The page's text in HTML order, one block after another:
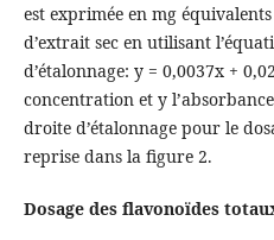
est exprimée en mg
d’extrait sec en utilisant
d’étalonnage: y = 0,0037x +
concentration et y
droite d’étalonnage pour le
reprise dans la figure 2.
Dosage des flavonoïdes